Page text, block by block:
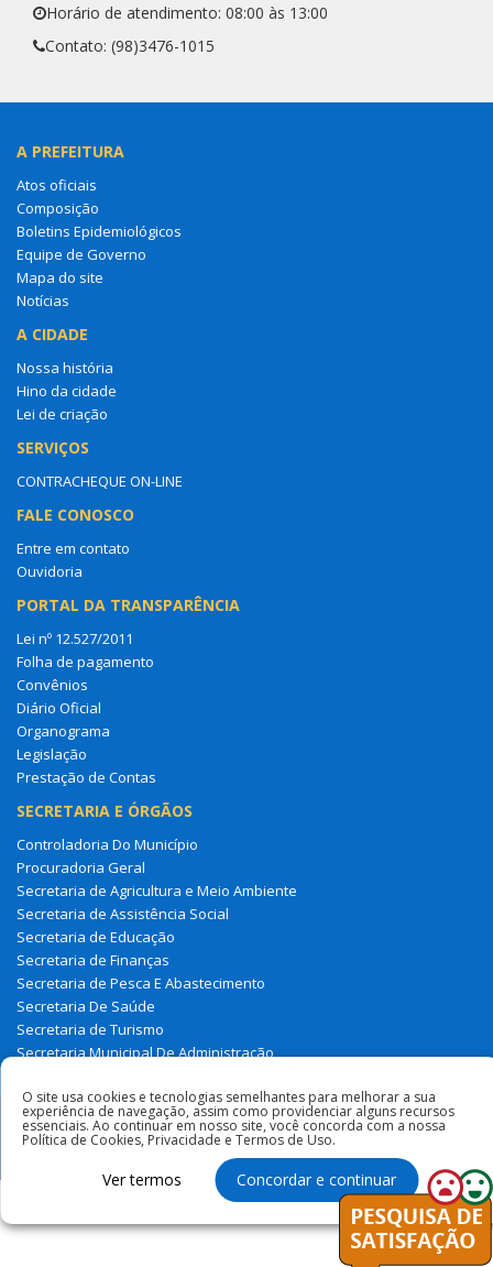
Horário de atendimento: 08:00 às 13:00
Contato: (98)3476-1015
A PREFEITURA
Atos oficiais
Composição
Boletins Epidemiológicos
Equipe de Governo
Mapa do site
Notícias
A CIDADE
Nossa história
Hino da cidade
Lei de criação
SERVIÇOS
CONTRACHEQUE ON-LINE
FALE CONOSCO
Entre em contato
Ouvidoria
PORTAL DA TRANSPARÊNCIA
Lei nº 12.527/2011
Folha de pagamento
Convênios
Diário Oficial
Organograma
Legislação
Prestação de Contas
SECRETARIA E ÓRGÃOS
Controladoria Do Município
Procuradoria Geral
Secretaria de Agricultura e Meio Ambiente
Secretaria de Assistência Social
Secretaria de Educação
Secretaria de Finanças
Secretaria de Pesca E Abastecimento
Secretaria De Saúde
Secretaria de Turismo
Secretaria Municipal De Administração
Todos os direitos reservados à Prefeitura Municipal de Milagres
Do Maranhão
O site usa cookies e tecnologias semelhantes para melhorar a sua
experiência de navegação, assim como providenciar alguns recursos
essenciais. Ao continuar em nosso site, você concorda com a nossa
Política de Cookies, Privacidade e Termos de Uso.
Ver termos Concordar e continuar